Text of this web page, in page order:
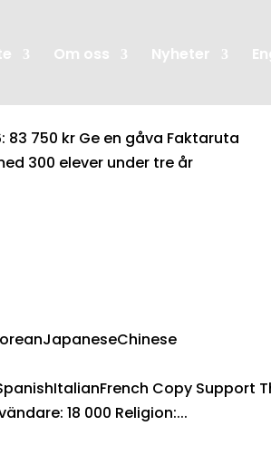
Om oss Nyheter
750 kr Ge en gåva Faktaruta
300 elever under tre år
Copy Support
18 000 Religion:...